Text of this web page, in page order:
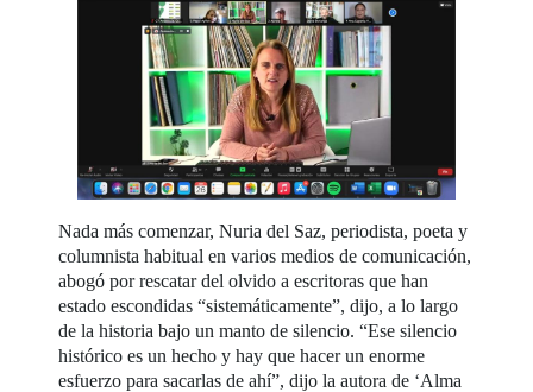
Nada más comenzar, Nuria del Saz, periodista, poeta y
columnista habitual en varios medios de comunicación,
abogó por rescatar del olvido a escritoras que han
estado escondidas “sistemáticamente”, dijo, a lo largo
de la historia bajo un manto de silencio. “Ese silencio
histórico es un hecho y hay que hacer un enorme
esfuerzo para sacarlas de ahí”, dijo la autora de ‘Alma